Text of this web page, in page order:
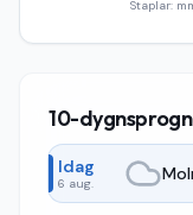
Staplar:
10-
Idag
6 aug.